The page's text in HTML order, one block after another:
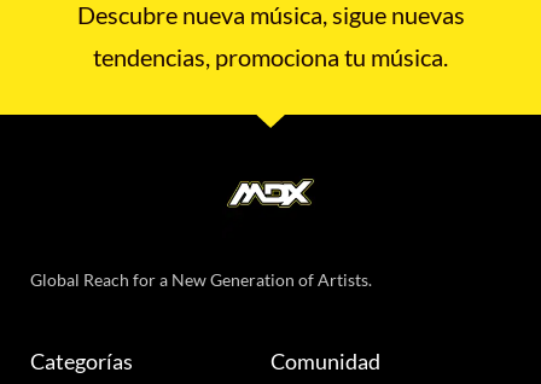
Descubre nueva música, sigue nuevas
tendencias, promociona tu música.
Global Reach for a New Generation of Artists.
Categorías Comunidad